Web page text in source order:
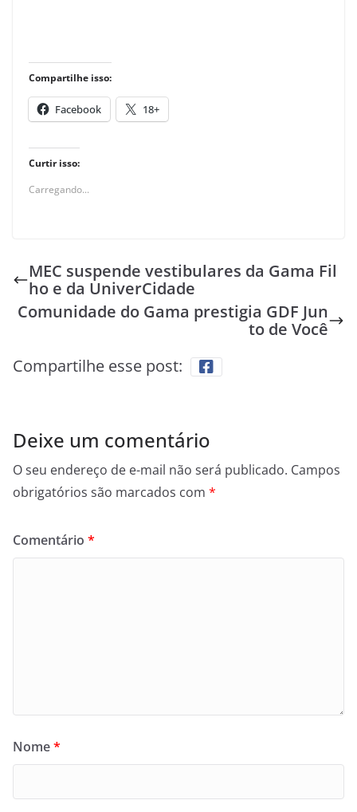
Compartilhe isso:
Facebook 18+
Curtir isso:
Carregando...
MEC suspende vestibulares da Gama Fil
ho e da UniverCidade
Comunidade do Gama prestigia GDF Jun
to de Você
Compartilhe esse post:
Deixe um comentário
O seu endereço de e-mail não será publicado. Campos
obrigatórios são marcados com *
Comentário *
Nome*